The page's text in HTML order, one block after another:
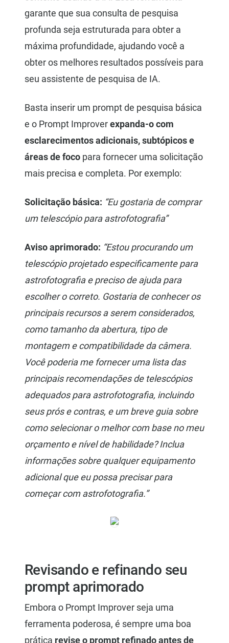
garante que sua consulta de pesquisa
profunda seja estruturada para obter a
máxima profundidade, ajudando você a
obter os melhores resultados possíveis para
seu assistente de pesquisa de IA.
Basta inserir um prompt de pesquisa básica
e o Prompt Improverexpanda-o com
esclarecimentos adicionais, subtópicos e
áreas de foco para fornecer uma solicitação
mais precisa e completa. Por exemplo:
Solicitação básica: “Eu gostaria de comprar
um telescópio para astrofotografia”
Aviso aprimorado: “Estou procurando um
telescópio projetado especificamente para
astrofotografia e preciso de ajuda para
escolher o correto. Gostaria de conhecer os
principais recursos a serem considerados,
como tamanho da abertura, tipo de
montagem e compatibilidade da câmera.
Você poderia me fornecer uma lista das
principais recomendações de telescópios
adequados para astrofotografia, incluindo
seus prós e contras, e um breve guia sobre
como selecionar o melhor com base no meu
orçamento e nível de habilidade? Inclua
informações sobre qualquer equipamento
adicional que eu possa precisar para
começar com astrofotografia.”
Revisando e refinando seu
prompt aprimorado
Embora o Prompt Improver seja uma
ferramenta poderosa, é sempre uma boa
prática revise o prompt refinado antes de